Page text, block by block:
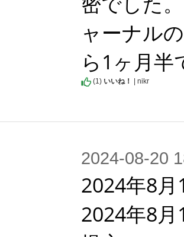
ャーナル
ら1ヶ月半
(1) いいね！ | nikr
2024-08-20
2024年8
2024年8